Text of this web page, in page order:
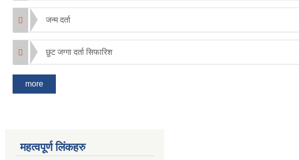
जन्म दर्ता
छुट जग्गा दर्ता सिफारिश
more
महत्वपूर्ण लिंकहरु